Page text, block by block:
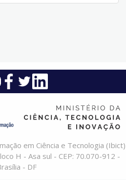
em Ciência e Tecnologia (Ibict)
H - Asa sul - CEP: 70.070-912 -
- DF